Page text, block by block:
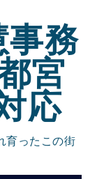
務
宮
応
育ったこの街